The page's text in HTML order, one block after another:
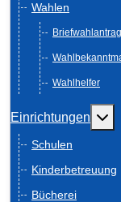
Wahlen
Briefwahlantrag
Wahlhelfer
Einrichtungen
Schulen
Kinderbetreuung
Bücherei